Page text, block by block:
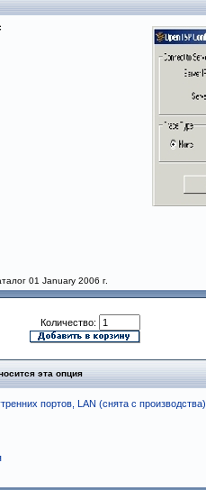
01 January 2006 г.
Количество:
эта опция
портов, LAN (снята с производства)